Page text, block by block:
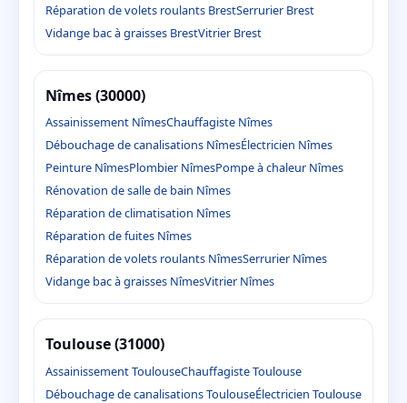
Réparation de volets roulants BrestSerrurier Brest
Vidange bac à graisses BrestVitrier Brest
Nîmes (30000)
Assainissement NîmesChauffagiste Nîmes
Débouchage de canalisations NîmesÉlectricien Nîmes
Peinture NîmesPlombier NîmesPompe à chaleur Nîmes
Rénovation de salle de bain Nîmes
Réparation de climatisation Nîmes
Réparation de fuites Nîmes
Réparation de volets roulants NîmesSerrurier Nîmes
Vidange bac à graisses NîmesVitrier Nîmes
Toulouse (31000)
Assainissement ToulouseChauffagiste Toulouse
Débouchage de canalisations ToulouseÉlectricien Toulouse